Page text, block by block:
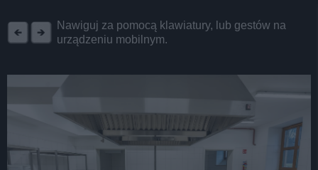
Nawiguj za pomocą klawiatury, lub gestów na
urządzeniu mobilnym.